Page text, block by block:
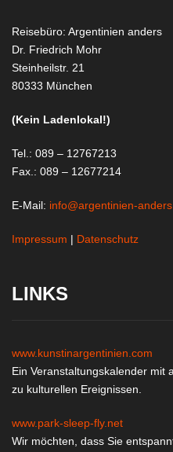
Reisebüro: Argentinien anders
Dr. Friedrich Mohr
Steinheilstr. 21
80333 München
(Kein Ladenlokal!)
Tel.: 089 – 12767213
Fax.: 089 – 12677214
E-Mail: info@argentinien-
Impressum | Datenschutz
LINKS
www.kunstinargentinien.com
Ein Veranstaltungskalender mit
zu kulturellen Ereignissen.
www.park-sleep-fly.net
Wir möchten, dass Sie